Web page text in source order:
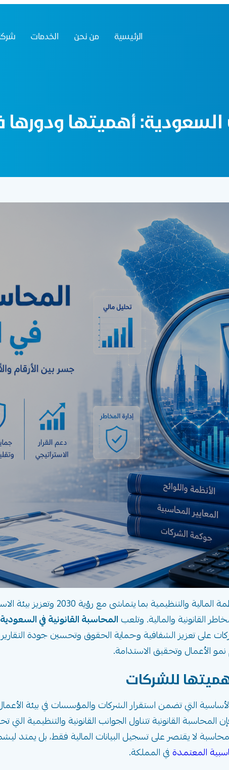
الرئيسية من نحن الخدمات
السعودية: أهميتها
تشهد المملكة العربية السعودية تطورًا
القانونية والمالية. وتلعب المحاسبة القانونية في السعودية
على تعزيز الشفافية وحماية الحقوق وتحسين جودة التقارير
الأعمال وتحقيق الاستدامة.
للشركات
التي تضمن استقرار الشركات والمؤسسات في بيئة
المحاسبة القانونية تتناول الجوانب القانونية والتنظيمية
لا يقتصر على تسجيل البيانات المالية فقط، بل يمتد
المعتمدة في المملكة.